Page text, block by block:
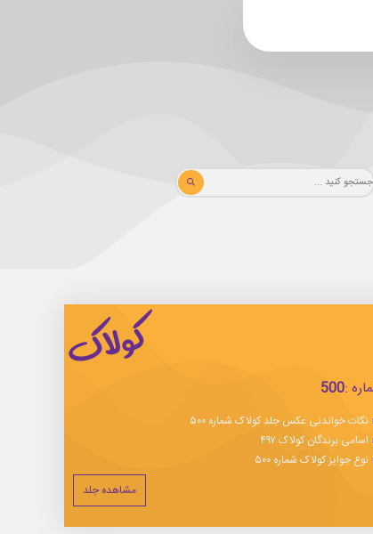
:
500
نکات خواندنی عکس جلد کولاک شماره ۵۰۰
اسامی برندگان کولاک ۴۹۷
نوع جوایز کولاک شماره ۵۰۰
مشاهده جلد